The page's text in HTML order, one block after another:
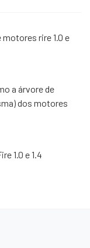
rire 1.0 e
a árvore de
dos motores
1.0 e 1.4